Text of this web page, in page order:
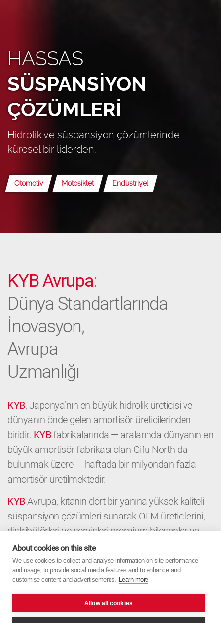
HASSAS
SÜSPANSİYON
ÇÖZÜMLERİ
Hidrolik ve süspansiyon çözümlerinde
küresel bir liderden.
Otomotiv Motosiklet Endüstriyel
KYB Avrupa:
Dünya Standartlarında
İnovasyon,
Avrupa
Uzmanlığı
KYB, Japonya’nın en büyük hidrolik üreticisi ve
dünyanın önde gelen amortisör üreticilerinden
biridir. KYBfabrikalarında — aralarında dünyanın en
büyük amortisör fabrikası olan Gifu North da
bulunmak üzere — haftada bir milyondan fazla
amortisör üretilmektedir.
KYBAvrupa, kıtanın dört bir yanına yüksek kaliteli
süspansiyon çözümleri sunarak OEM üreticilerini,
distribütörleri ve servisleri premium bileşenler ve
yerel uzmanlıkla destekler. OEM’den Aftermarket’e
kadarKYBAvrupa, Japon hassasiyetini Avrupa
odağıyla birleştirir.
About cookies on this site
We use cookies to collect and analyse information on site performance
and usage, to provide social media features and to enhance and
customise content and advertisements. Learn more
Allow all cookies